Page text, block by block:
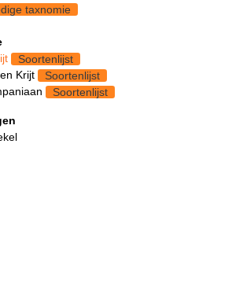
taxnomie
Soortenlijst
Krijt
Soortenlijst
Soortenlijst